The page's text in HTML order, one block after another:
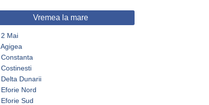
Vremea la mare
2 Mai
Agigea
Constanta
Costinesti
Delta Dunarii
Eforie Nord
Eforie Sud